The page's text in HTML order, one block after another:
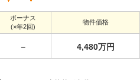
ボーナス
(×年2回)
物件価格
－ 4,480万円